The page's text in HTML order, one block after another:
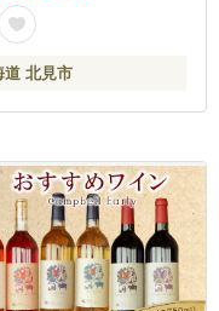
道 北見市